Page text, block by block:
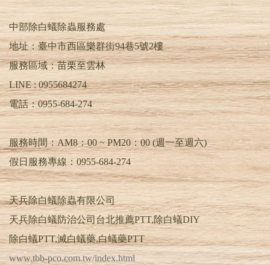
中部除白蟻除蟲服務處
地址：臺中市西區樂群街94巷5號2樓
服務區域：苗栗至雲林
LINE :0955684274
電話：0955-684-274
服務時間：AM8：00 ~ PM20：00 (週一至週六)
假日服務專線：0955-684-274
天兵除白蟻除蟲有限公司
天兵除白蟻防治公司台北推薦PTT,除白蟻DIY
除白蟻PTT,滅白蟻藥,白蟻藥PTT
www.tbb-pco.com.tw/index.html